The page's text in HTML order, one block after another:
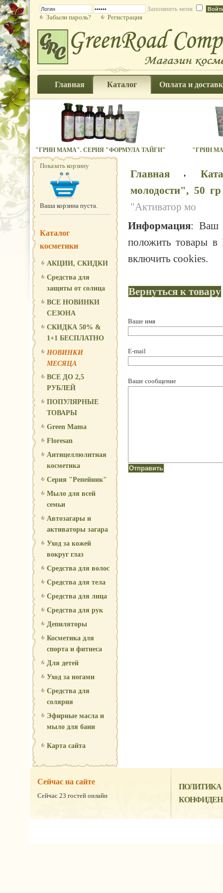
Запомнить меня
Забыли пароль?
Регистрация
Главная Каталог Оплата и
"ГРИН МАМА". СЕРИЯ "ФОРМУЛА ТАЙГИ" "ГРИН
Показать корзину
Ваша корзина пуста.
Каталог
косметики
АКЦИИ, СКИДКИ
Средства для
защиты от солнца
ВСЕ НОВИНКИ
СЕЗОНА
СКИДКА 50% &
1+1 БЕСПЛАТНО
НОВИНКИ
МЕСЯЦА
ВСЕ ДО 2,5
РУБЛЕЙ
ПОПУЛЯРНЫЕ
ТОВАРЫ
Green Mama
Floresan
Антицеллюлитная
косметика
Серия "Репейник"
Мыло для всей
семьи
Автозагары и
активаторы загара
Уход за кожей
вокруг глаз
Средства для волос
Средства для тела
Средства для лица
Средства для рук
Депиляторы
Косметика для
спорта и фитнеса
Для детей
Уход за ногами
Средства для
солярия
Эфирные масла и
мыло для бани
Карта сайта
Главная
молодости", 50
"Активатор мо
Информация: Ваш
положить товары
включить cookies.
Вернуться к товару
Ваше имя
E-mail
Ваше сообщение
Сейчас на сайте
Сейчас 23 гостей онлайн
ПОЛИТИКА